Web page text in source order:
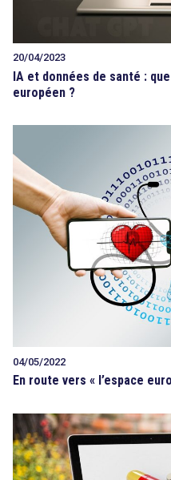
20/04/2023
IA et données de santé :
européen ?
04/05/2022
En route vers « l’espace